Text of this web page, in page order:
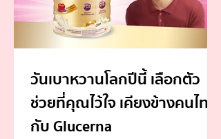
วันเบาหวานโลกปีนี้ เลือกตัว
ช่วยที่คุณไว้ใจ เคียงข้างคนไทย
กับ Glucerna